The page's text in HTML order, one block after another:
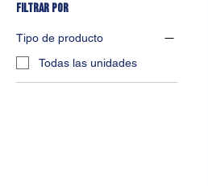
Filtrar por
Tipo de producto
Todas las unidades